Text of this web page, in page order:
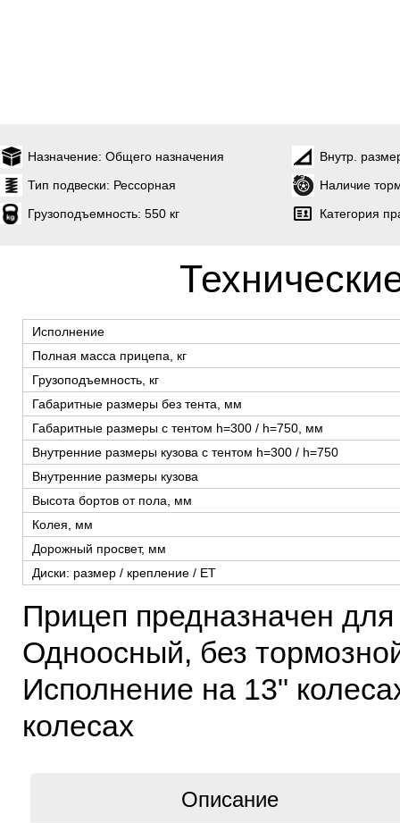
Назначение: Общего назначения
Внутр.
Тип подвески: Рессорная
Наличие
Грузоподъемность: 550 кг Категория
Исполнение
Полная масса прицепа, кг
Грузоподъемность, кг
Габаритные размеры без тента, мм
Габаритные размеры с тентом h=300 / h=750, мм
Внутренние размеры кузова с тентом h=300 / h=750
Внутренние размеры кузова
Высота бортов от пола, мм
Колея, мм
Дорожный просвет, мм
Диски: размер / крепление / ЕТ
Прицеп предназначен
Одноосный, без
Исполнение на 13"
колесах
Описание